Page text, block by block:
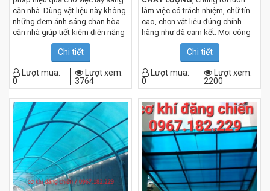
căn nhà. Dùng vật liệu này không
những đem ánh sáng chan hòa
căn nhà giúp tiết kiệm điện năng
mà còn mang tính thẩm mỹ cao.
CHÀO MỪNG CẢM ƠN QUÝ
KHÁCH ĐÃ GHÉ TRANG
THÔNG TIN ĐIỆN TỬ CỦA
CẢM ƠN QUÝ KHÁCH ĐÃ LUÔN
ĐỒNG HÀNH CÙNG ĐĂNG
CHIẾN
Chi tiết
Lượt mua:
0
Lượt xem:
3764
làm việc có trách nhiệm, chữ tín
cao, chọn vật liệu đúng chính
hãng như đã cam kết. Mọi công
trình chúng tôi luôn được đảm
bảo độ an toàn cao, chống chịu
tốt trước mọi thời tiết, thợ thi công
của chúng tôi rất chuyên nghiệp,
có kinh nghiệm, làm việc cẩn
thận sẽ mang đến cho quý khách
những công trình chất lượng tốt
nhất.
Chi tiết
Lượt mua:
0
Lượt xem:
2200